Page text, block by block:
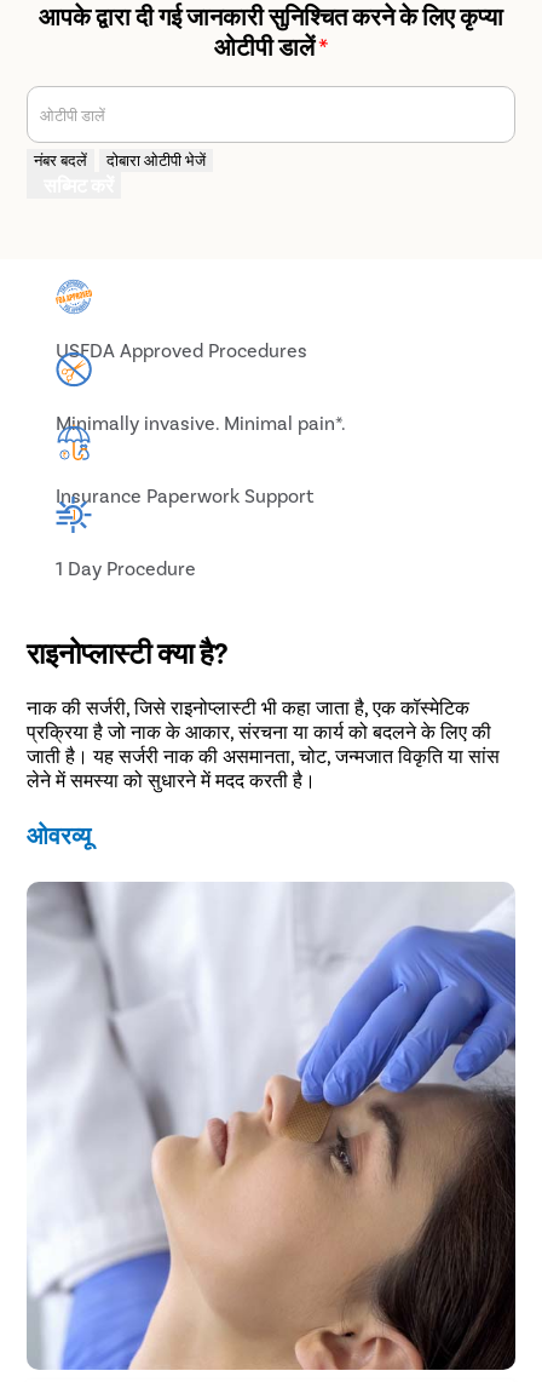
आपके द्वारा दी गई जानकारी सुनिश्चित करने के लिए कृप्या
ओटीपी डालें*
ओटीपी डालें
नंबर बदलें दोबारा ओटीपी भेजें
USFDA Approved Procedures
Minimally invasive. Minimal pain*.
Insurance Paperwork Support
1 Day Procedure
राइनोप्लास्टी क्या है?
नाक की सर्जरी, जिसे राइनोप्लास्टी भी कहा जाता है, एक कॉस्मेटिक
प्रक्रिया है जो नाक के आकार, संरचना या कार्य को बदलने के लिए की
जाती है। यह सर्जरी नाक की असमानता, चोट, जन्मजात विकृति या सांस
लेने में समस्या को सुधारने में मदद करती है।
ओवरव्यू